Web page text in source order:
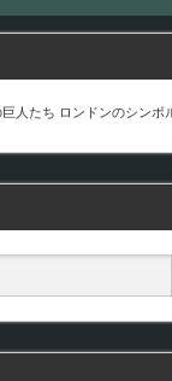
巨人たち ロンドンのシンボ